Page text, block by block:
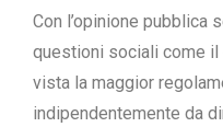
Con l’opinione pubblica
questioni sociali come il
vista la maggior
indipendentemente da